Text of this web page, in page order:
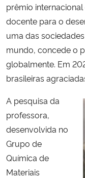
Ministério da Mulher, da
Secretaria-Geral
Secretaria de Governo
Advocacia-Geral da União
Banco Central do Brasil
Planalto
prêmio
docente para o
uma das
mundo, concede o
globalmente. Em
brasileiras
A pesquisa da
professora,
desenvolvida no
Grupo de
Química de
Materiais